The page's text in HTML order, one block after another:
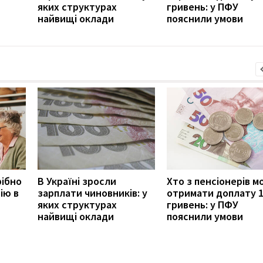
яких структурах
найвищі оклади
гривень: у ПФУ
пояснили умови
в
В Україні зросли
зарплати чиновників: у
яких структурах
найвищі оклади
Хто з пенсіонерів
отримати доплату
гривень: у ПФУ
пояснили умови